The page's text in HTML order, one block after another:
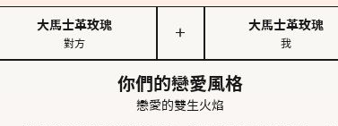
大馬士革玫瑰
對方
＋
大馬士革玫瑰
我
你們的戀愛風格
戀愛的雙生火焰